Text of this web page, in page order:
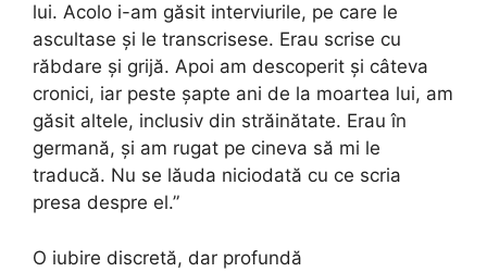
lui. Acolo i-am găsit interviurile, pe care le
ascultase și le transcrisese. Erau scrise cu
răbdare și grijă. Apoi am descoperit și câteva
cronici, iar peste șapte ani de la moartea lui, am
găsit altele, inclusiv din străinătate. Erau în
germană, și am rugat pe cineva să mi le
traducă. Nu se lăuda niciodată cu ce scria
presa despre el.”
O iubire discretă, dar profundă